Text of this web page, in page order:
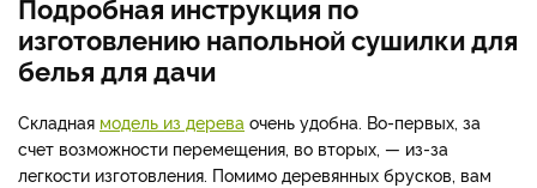
Подробная инструкция по
изготовлению напольной сушилки для
белья для дачи
Складная модель из дерева очень удобна. Во-первых, за
счет возможности перемещения, во вторых, — из-за
легкости изготовления. Помимо деревянных брусков, вам